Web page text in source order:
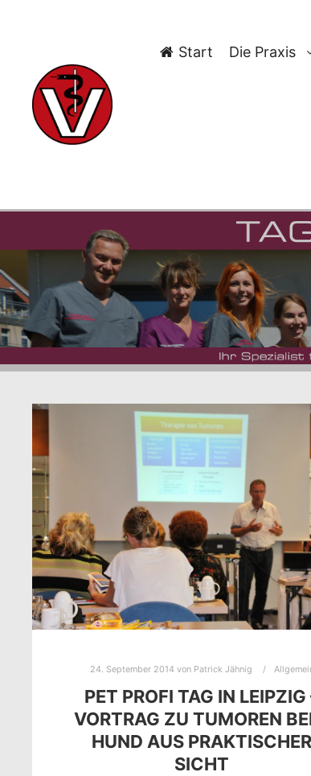
Start Die Praxis
TAG-
24. September 2014 von Patrick Jähnig
PET PROFI TAG IN LEIPZIG
VORTRAG ZU TUMOREN
HUND AUS PRAKTISCHER
SICHT